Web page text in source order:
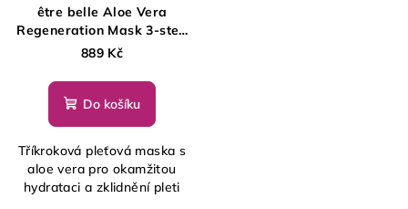
être belle Aloe Vera
Regeneration Mask 3-step
Face Care, 5ks
889 Kč
Do košíku
Tříkroková pleťová maska s
aloe vera pro okamžitou
hydrataci a zklidnění pleti